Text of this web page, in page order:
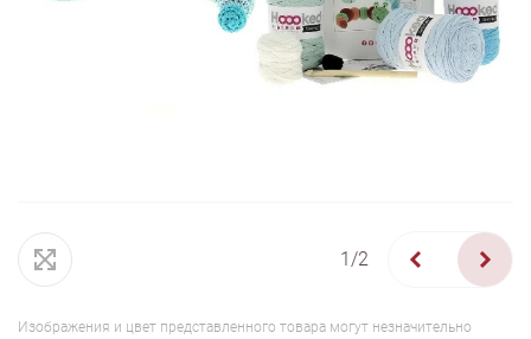
1/2
Изображения и цвет представленного товара могут незначительно